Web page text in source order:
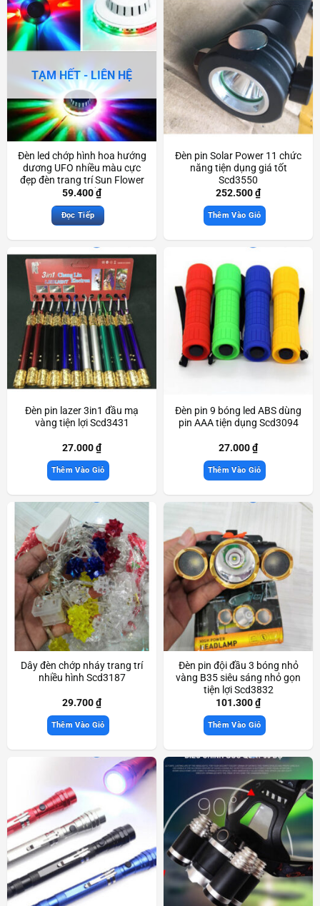
TẠM HẾT - LIÊN HỆ
Đèn led chớp hình hoa hướng
dương UFO nhiều màu cực
đẹp đèn trang trí Sun Flower
Led Light đẹp mắt Scd3740
59.400₫
Đọc Tiếp
Đèn pin Solar Power 11 chức
năng tiện dụng giá tốt
Scd3550
252.500₫
Thêm Vào Giỏ
Đèn pin lazer 3in1 đầu mạ
vàng tiện lợi Scd3431
27.000₫
Thêm Vào Giỏ
Đèn pin 9 bóng led ABS dùng
pin AAA tiện dụng Scd3094
27.000₫
Thêm Vào Giỏ
Dây đèn chớp nháy trang trí
nhiều hình Scd3187
29.700₫
Thêm Vào Giỏ
Đèn pin đội đầu 3 bóng nhỏ
vàng B35 siêu sáng nhỏ gọn
tiện lợi Scd3832
101.300₫
Thêm Vào Giỏ